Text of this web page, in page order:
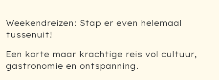
Weekendreizen: Stap er even helemaal
tussenuit!
Een korte maar krachtige reis vol cultuur,
gastronomie en ontspanning.